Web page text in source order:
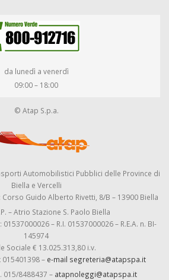
da lunedì a venerdì
09:00 – 18:00
© Atap S.p.a.
Automobilistici Pubblici delle Province di
Biella e Vercelli
Guido Alberto Rivetti, 8/B – 13900 Biella
– Atrio Stazione S. Paolo Biella
– R.I. 01537000026 – R.E.A. n. BI-
145974
Sociale € 13.025.313,80 i.v.
015401398 – e-mail segreteria@atapspa.it
015/8488437 – atapnoleggi@atapspa.it